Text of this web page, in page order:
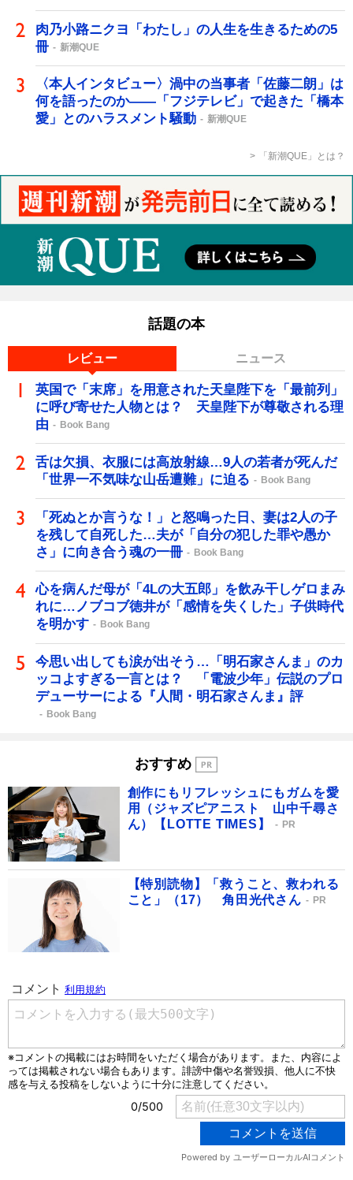
肉乃小路ニクヨ「わたし」の人生を生きるための5
冊
新潮QUE
〈本人インタビュー〉渦中の当事者「佐藤二朗」は
何を語ったのか――「フジテレビ」で起きた「橋本
愛」とのハラスメント騒動
新潮QUE
「新潮QUE」とは？
話題の本
レビュー ニュース
英国で「末席」を用意された天皇陛下を「最前列」
に呼び寄せた人物とは？ 天皇陛下が尊敬される理
由
Book Bang
舌は欠損、衣服には高放射線…9人の若者が死んだ
「世界一不気味な山岳遭難」に迫る
Book Bang
「死ぬとか言うな！」と怒鳴った日、妻は2人の子
を残して自死した…夫が「自分の犯した罪や愚か
さ」に向き合う魂の一冊
Book Bang
心を病んだ母が「4Lの大五郎」を飲み干しゲロまみ
れに…ノブコブ徳井が「感情を失くした」子供時代
を明かす
Book Bang
今思い出しても涙が出そう…「明石家さんま」のカ
ッコよすぎる一言とは？ 「電波少年」伝説のプロ
デューサーによる『人間・明石家さんま』評
Book Bang
おすすめ
創作にもリフレッシュにもガムを愛
用（ジャズピアニスト 山中千尋さ
ん）【LOTTE TIMES】
PR
【特別読物】「救うこと、救われる
こと」（17） 角田光代さん
PR